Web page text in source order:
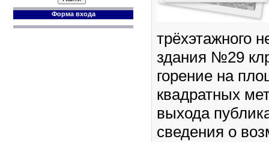
Форма входа
трёхэтажного
здания №29
горение на
квадратных
выхода
сведения о